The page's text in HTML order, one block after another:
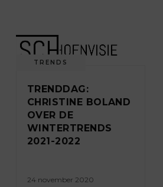
TRENDS
TRENDDAG:
CHRISTINE BOLAND
OVER DE
WINTERTRENDS
2021-2022
24 november 2020